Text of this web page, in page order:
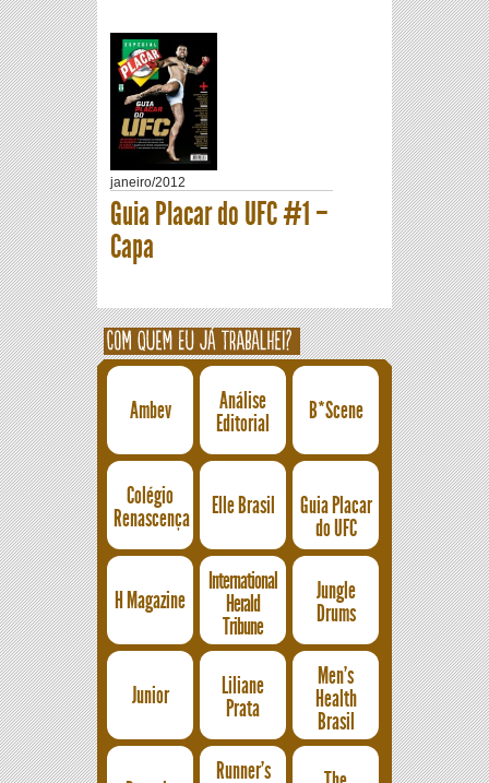
janeiro/2012
Guia Placar do UFC #1 –
Capa
Ambev
Análise
Editorial
B*Scene
Colégio
Renascença
Elle Brasil
Guia Placar
do UFC
H Magazine
International
Herald
Tribune
Jungle
Drums
Junior
Liliane
Prata
Men's
Health
Brasil
Runner's